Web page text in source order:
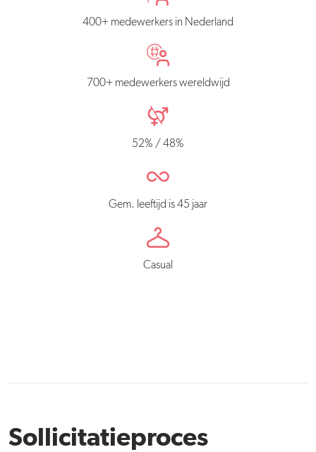
400+ medewerkers in Nederland
700+ medewerkers wereldwijd
52% / 48%
Gem. leeftijd is 45 jaar
Casual
Sollicitatieproces